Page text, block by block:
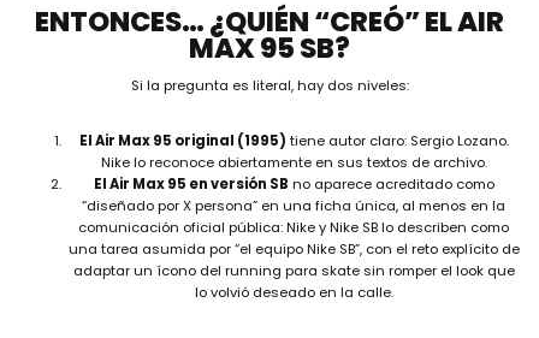
ENTONCES… ¿QUIÉN “CREÓ” EL AIR
MAX 95 SB?
Si la pregunta es literal, hay dos niveles:
El Air Max 95 original (1995) tiene autor claro: Sergio Lozano.
Nike lo reconoce abiertamente en sus textos de archivo.
El Air Max 95 en versión SB no aparece acreditado como
“diseñado por X persona” en una ficha única, al menos en la
comunicación oficial pública: Nike y Nike SB lo describen como
una tarea asumida por “el equipo Nike SB”, con el reto explícito de
adaptar un ícono del running para skate sin romper el look que
lo volvió deseado en la calle.